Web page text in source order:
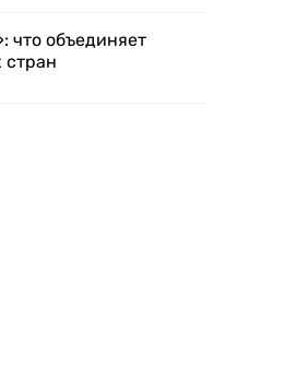
что объединяет
стран